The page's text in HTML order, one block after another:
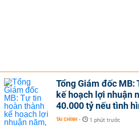
Tổng Giám đốc MB:
kế hoạch lợi nhuận
40.000 tỷ nếu tình
TÀI CHÍNH - 1 phút trước